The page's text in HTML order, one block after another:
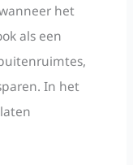
het
als een
In het